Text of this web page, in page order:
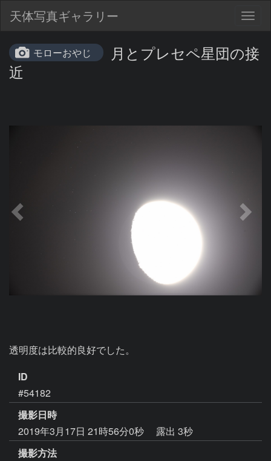
天体写真ギャラリー
モローおやじ
月とプレセペ星団の接
近
透明度は比較的良好でした。
ID
#54182
撮影日時
2019年3月17日 21時56分0秒
露出 3秒
撮影方法